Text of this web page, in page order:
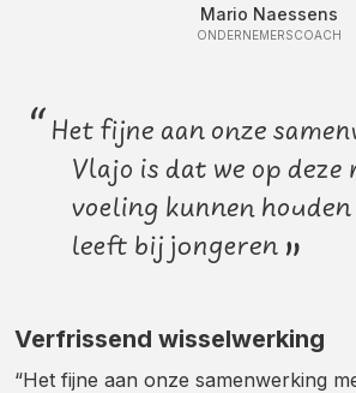
Mario Naessens
ONDERNEMERSCOACH
“ Het fijne aan onze
Vlajo is dat we op deze
voeling kunnen
leeft bij jongeren ”
Verfrissend wisselwerking
“Het fijne aan onze samenwerking